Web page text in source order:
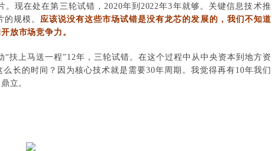
现在处在第三轮试错，2020年到2022年3年就够。关键信息技术推
规模。 应该说没有这些市场试错是没有龙芯的发展的，我们不知道
放市场竞争力。
扶上马送一程”12年，三轮试错。在这个过程中从中央资本到地方资
长的时间？因为核心技术就是需要30年周期。我觉得再有10年我们
立。